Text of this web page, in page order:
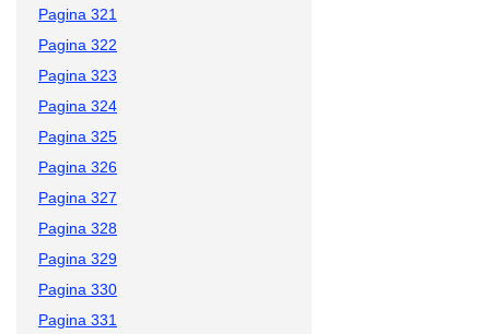
Pagina 321
Pagina 322
Pagina 323
Pagina 324
Pagina 325
Pagina 326
Pagina 327
Pagina 328
Pagina 329
Pagina 330
Pagina 331